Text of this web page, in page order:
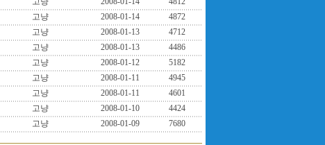
고냥 2008-01-14
4872
고냥 2008-01-13
4712
고냥 2008-01-13
4486
고냥 2008-01-12
5182
고냥 2008-01-11
4945
고냥 2008-01-11
4601
고냥 2008-01-10
4424
고냥 2008-01-09 7680